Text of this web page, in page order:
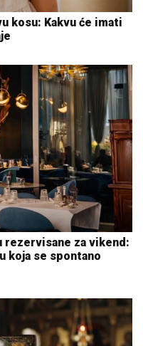
kosu: Kakvu će imati
rezervisane za vikend:
koja se spontano